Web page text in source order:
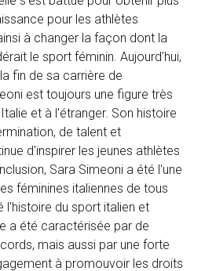
pour les athlètes
à changer la façon dont la
le sport féminin. Aujourd'hui,
fin de sa carrière de
est toujours une figure très
et à l'étranger. Son histoire
de talent et
d'inspirer les jeunes athlètes
Sara Simeoni a été l'une
féminines italiennes de tous
l'histoire du sport italien et
a été caractérisée par de
mais aussi par une forte
à promouvoir les droits